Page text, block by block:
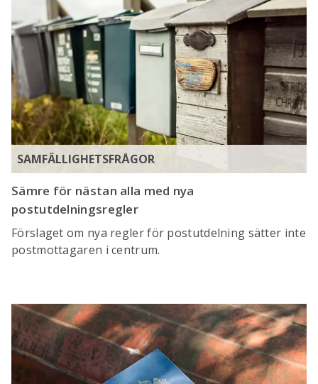
SAMFÄLLIGHETSFRÅGOR
Sämre för nästan alla med nya
postutdelningsregler
Förslaget om nya regler för postutdelning sätter inte
postmottagaren i centrum.